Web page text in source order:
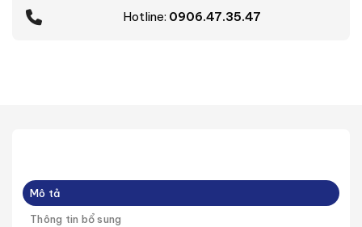
Hotline: 0906.47.35.47
Mô tả
Thông tin bổ sung